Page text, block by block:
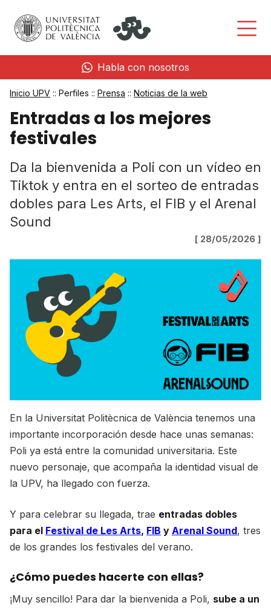
Habla con nosotros
Inicio UPV :: Perfiles :: Prensa :: Noticias de la web
Entradas a los mejores
festivales
Da la bienvenida a Poli con un vídeo en
Tiktok y entra en el sorteo de entradas
dobles para Les Arts, el FIB y el Arenal
Sound
[ 28/05/2026 ]
En la Universitat Politècnica de València tenemos una
importante incorporación desde hace unas semanas:
Poli ya está entre la comunidad universitaria. Este
nuevo personaje, que acompaña la identidad visual de
la UPV, ha llegado con fuerza.
Y para celebrar su llegada, trae entradas dobles
para el Festival de Les Arts, FIB y Arenal Sound, tres
de los grandes los festivales del verano.
¿Cómo puedes hacerte con ellas?
¡Muy sencillo! Para dar la bienvenida a Poli, sube a un